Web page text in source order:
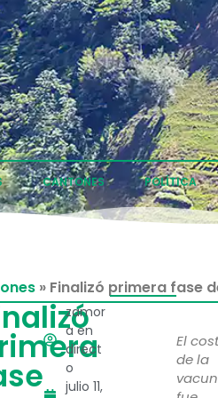
CANTONES POLÍTICA
» Finalizó primera fase
zamor
a en
direct
o
julio 11,
El
de la